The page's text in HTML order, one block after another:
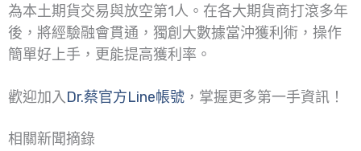
為本土期貨交易與放空第1人。在各大期貨商打滾多年
後，將經驗融會貫通，獨創大數據當沖獲利術，操作
簡單好上手，更能提高獲利率。
歡迎加入Dr.蔡官方Line帳號 ，掌握更多第一手資訊！
相關新聞摘錄